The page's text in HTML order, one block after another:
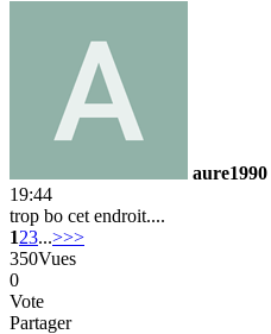
aure1990
19:44
trop bo cet endroit....
123...>>>
350Vues
0
Vote
Partager